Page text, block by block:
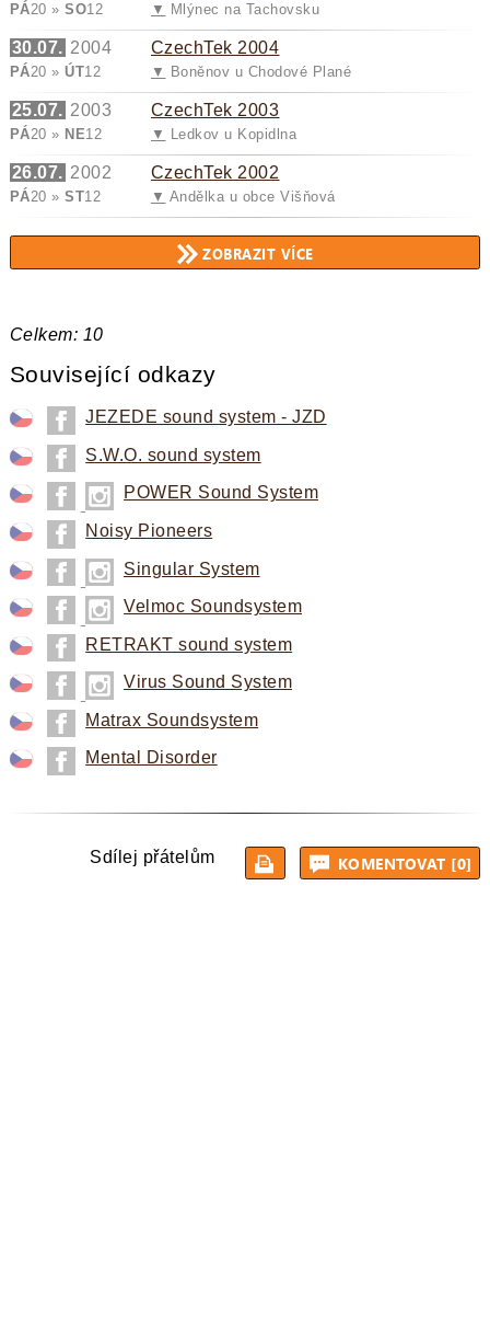
PÁ20 »SO12 ▼ Mlýnec na Tachovsku
30.07. 2004
PÁ20 »ÚT12
CzechTek 2004
▼ Boněnov u Chodové Plané
25.07. 2003
PÁ20 » NE12
CzechTek 2003
▼ Ledkov u Kopidlna
26.07. 2002
PÁ20 »ST12
CzechTek 2002
▼ Andělka u obce Višňová
Celkem: 10
Související odkazy
JEZEDE sound system - JZD
S.W.O. sound system
POWER Sound System
Noisy Pioneers
Singular System
Velmoc Soundsystem
RETRAKT sound system
Virus Sound System
Matrax Soundsystem
Mental Disorder
Sdílej přátelům